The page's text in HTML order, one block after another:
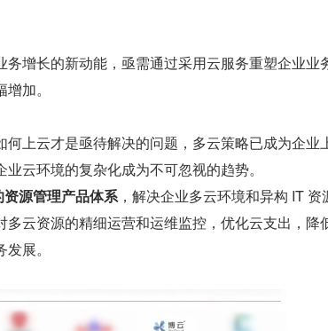
增长的新动能，亟需通过采用云服务重塑企业业
加。
上云才是亟待解决的问题，多云策略已成为企业
云环境的复杂化成为不可忽视的趋势。
源管理产品体系 ，解决企业多云环境和异构 IT 资
云资源的精细运营和运维监控，优化云支出，降
展。